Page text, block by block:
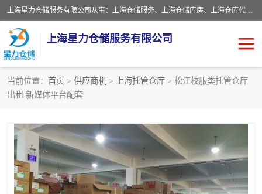
上海星力仓储服务有限公司从事：上海仓储服务、上海仓储库房、上海仓库代运营、上海仓库对外出租、上海仓库外包、上海三方仓储、上海电商仓储代发、上海电商代发货仓库、上海托管仓库、上海仓储配送。上海星力仓储服务有限公司现在拥有100个分仓、10万余平方的标准库房，精炼员工几百名，与几千家客户合作，公司已跻身上海仓储行业前列。欢迎来电咨询！
上海星力仓储服务有限公司
当前位置： 首页 > 供应商机 > 上海托管仓库 > 松江校服类托管仓库
出租 新媒体平台配套
上海仓库对外出租
上海仓储配送 上海仓库外包
上海仓库代运营 上海托管仓库
上海第三方仓储 上海仓储服务